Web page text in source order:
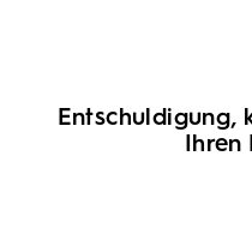
Entschuldigung,